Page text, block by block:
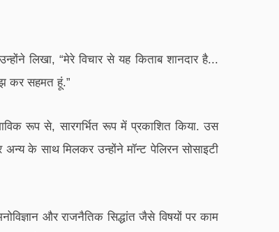
लिखा, “मेरे विचार से यह किताब शानदार है...
कर सहमत हूं.”
रूप से, सारगर्भित रूप में प्रकाशित किया. उस
के साथ मिलकर उन्होंने मॉन्ट पेलिरन सोसाइटी
और राजनैतिक सिद्धांत जैसे विषयों पर काम